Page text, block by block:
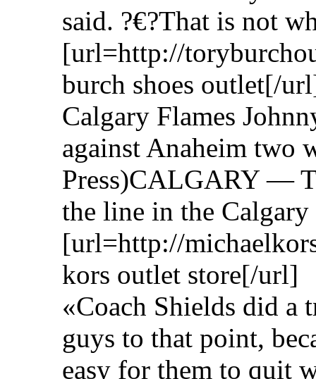
said. ?€?That is not
[url=http://
burch shoes outlet[/
Calgary Flames
against Anaheim two
Press)CALGARY —
the line in the Calgary
[url=http://
kors outlet store[/url]
«Coach Shields did a
guys to that point,
easy for them to quit